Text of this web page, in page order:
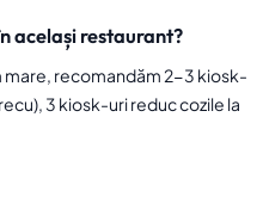
același restaurant?
mare, recomandăm 2-3 kiosk-
3 kiosk-uri reduc cozile la